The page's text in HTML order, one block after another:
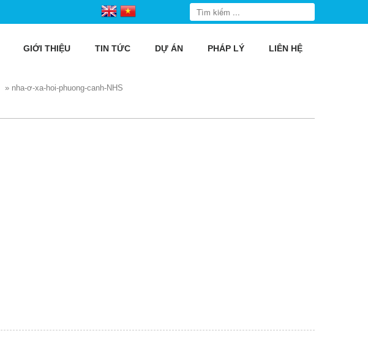
GIỚI THIỆU TIN TỨC DỰ ÁN PHÁP LÝ LIÊN HỆ
» nha-ơ-xa-hoi-phuong-canh-NHS